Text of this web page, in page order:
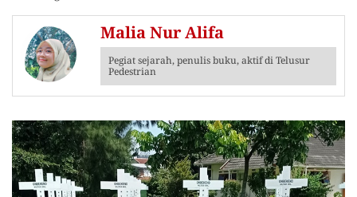
Malia Nur Alifa
Pegiat sejarah, penulis buku, aktif di Telusur
Pedestrian